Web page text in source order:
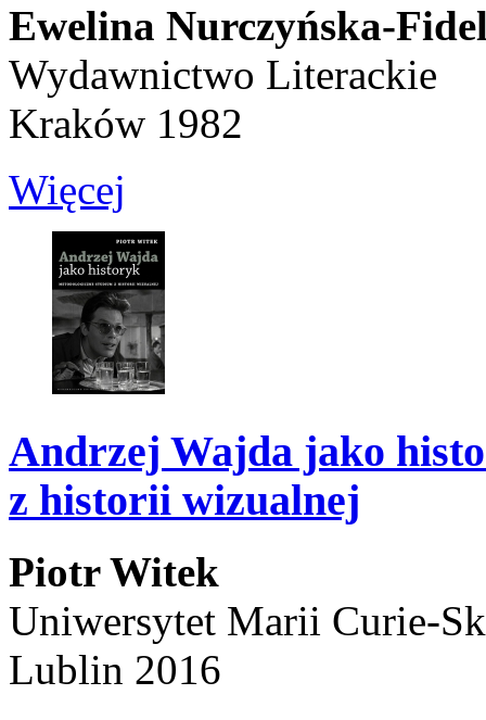
Ewelina Nurczyńska-
Wydawnictwo Literackie
Kraków 1982
Więcej
Andrzej Wajda jako
z historii wizualnej
Piotr Witek
Uniwersytet Marii Curie-
Lublin 2016